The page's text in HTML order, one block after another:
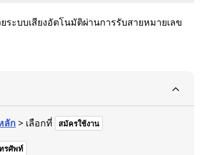
ะบบเสียงอัตโนมัติผ่านการรับสายหมายเลข
ลัก > เลือกที่ สมัครใช้งาน
รศัพท์